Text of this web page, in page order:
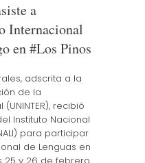
a
Internacional
en #Los Pinos
adscrita a la
de la
recibió
Instituto Nacional
para participar
de Lenguas en